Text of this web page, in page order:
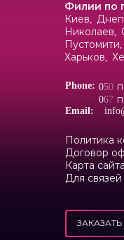
Филии по
Киев,
Николаев,
Пустомити,
Харьков,
Phone: 050
067
Email:
Политика
Договор
Карта сайта
Для